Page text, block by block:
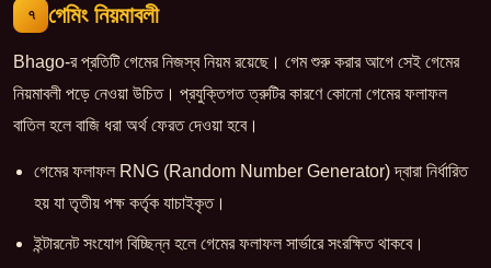
৭ গেমিং নিয়মাবলী
Bhago-র প্রতিটি গেমের নিজস্ব নিয়ম রয়েছে। গেম শুরু করার আগে সেই গেমের
নিয়মাবলী পড়ে নেওয়া উচিত। প্রযুক্তিগত ত্রুটির কারণে কোনো গেমের ফলাফল
বাতিল হলে বাজি ধরা অর্থ ফেরত দেওয়া হবে।
গেমের ফলাফল RNG (Random Number Generator) দ্বারা নির্ধারিত
হয় যা তৃতীয় পক্ষ কর্তৃক যাচাইকৃত।
ইন্টারনেট সংযোগ বিচ্ছিন্ন হলে গেমের ফলাফল সার্ভারে সংরক্ষিত থাকবে।